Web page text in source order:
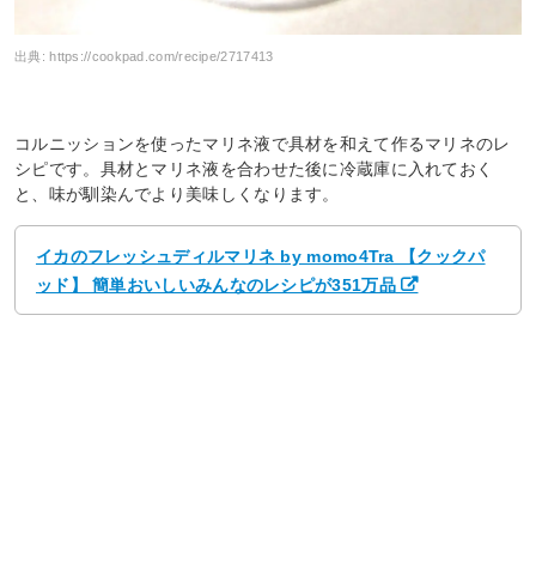
出典:https://cookpad.com/recipe/2717413
コルニッションを使ったマリネ液で具材を和えて作るマリネのレ
シピです。具材とマリネ液を合わせた後に冷蔵庫に入れておく
と、味が馴染んでより美味しくなります。
イカのフレッシュディルマリネ by momo4Tra 【クックパ
ッド】 簡単おいしいみんなのレシピが351万品